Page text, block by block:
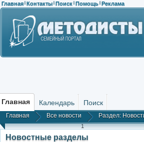
Главная | Контакты | Поиск | Помощь | Реклама
Главная Календарь Поиск
Главная Все новости Раздел:
1
Новостные разделы